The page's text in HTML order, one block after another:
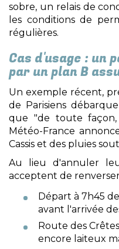
sobre, un relais de
les conditions de
régulières.
Cas d'usage : un
par un plan B
Un exemple récent,
de Parisiens
que "de toute
Météo-France
Cassis et des pluies
Au lieu d'annuler
acceptent de
Départ à 7h45
avant l'arrivée
Route des
encore laiteux